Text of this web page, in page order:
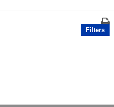
Filters